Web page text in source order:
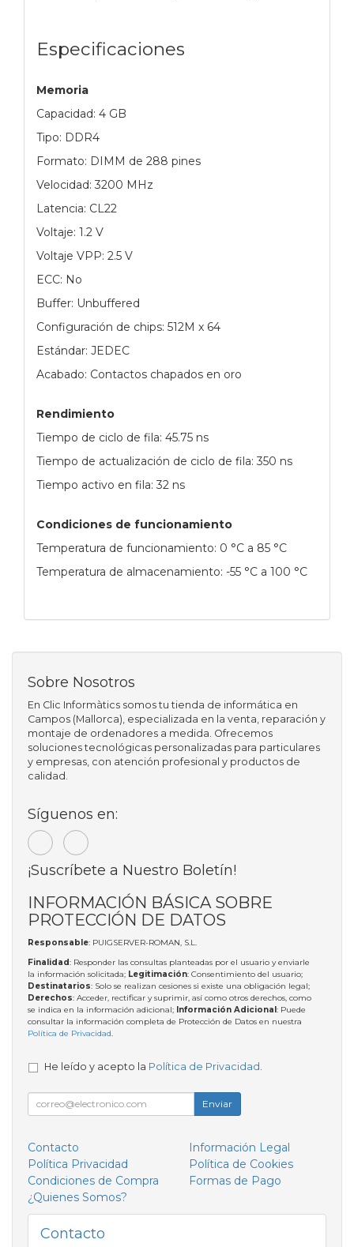
Especificaciones
Memoria
Capacidad: 4 GB
Tipo: DDR4
Formato: DIMM de 288 pines
Velocidad: 3200 MHz
Latencia: CL22
Voltaje: 1.2 V
Voltaje VPP: 2.5 V
ECC: No
Buffer: Unbuffered
Configuración de chips: 512M x 64
Estándar: JEDEC
Acabado: Contactos chapados en oro
Rendimiento
Tiempo de ciclo de fila: 45.75 ns
Tiempo de actualización de ciclo de fila: 350 ns
Tiempo activo en fila: 32 ns
Condiciones de funcionamiento
Temperatura de funcionamiento: 0 °C a 85 °C
Temperatura de almacenamiento: -55 °C a 100 °C
Sobre Nosotros
En Clic Informàtics somos tu tienda de informática en
Campos (Mallorca), especializada en la venta, reparación y
montaje de ordenadores a medida. Ofrecemos
soluciones tecnológicas personalizadas para particulares
y empresas, con atención profesional y productos de
calidad.
Síguenos en:
¡Suscríbete a Nuestro Boletín!
INFORMACIÓN BÁSICA SOBRE
PROTECCIÓN DE DATOS
Responsable: PUIGSERVER-ROMAN, S.L.
Finalidad: Responder las consultas planteadas por el usuario y enviarle
la información solicitada; Legitimación: Consentimiento del usuario;
Destinatarios: Solo se realizan cesiones si existe una obligación legal;
Derechos: Acceder, rectificar y suprimir, así como otros derechos, como
se indica en la información adicional; Información Adicional: Puede
consultar la información completa de Protección de Datos en nuestra
Política de Privacidad.
He leído y acepto la Política de Privacidad
Enviar
Contacto
Información Legal
Política Privacidad
Política de Cookies
Condiciones de Compra
Formas de Pago
¿Quienes Somos?
Contacto